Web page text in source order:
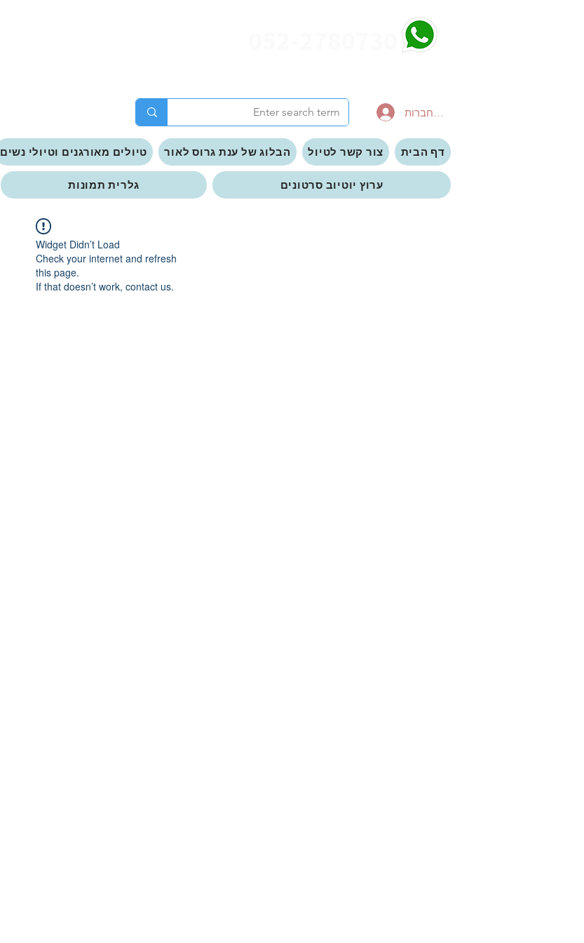
להתחברות
דף הבית צור קשר לטיול הבלוג של ענת גרוס לאור טיולים מאורגנים וטיולי נשים
ערוץ יוטיוב סרטונים גלרית תמונות
Widget Didn’t Load
Check your internet and refresh
this page.
If that doesn’t work, contact us.